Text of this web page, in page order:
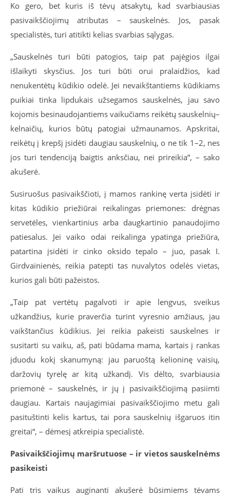
Ko gero, bet kuris iš tėvų atsakytų, kad svarbiausias
pasivaikščiojimų atributas – sauskelnės. Jos, pasak
specialistės, turi atitikti kelias svarbias sąlygas.
„Sauskelnės turi būti patogios, taip pat pajėgios ilgai
išlaikyti skysčius. Jos turi būti orui pralaidžios, kad
nenukentėtų kūdikio odelė. Jei nevaikštantiems kūdikiams
puikiai tinka lipdukais užsegamos sauskelnės, jau savo
kojomis besinaudojantiems vaikučiams reikėtų sauskelnių–
kelnaičių, kurios būtų patogiai užmaunamos. Apskritai,
reikėtų į krepšį įsidėti daugiau sauskelnių, o ne tik 1–2, nes
jos turi tendenciją baigtis anksčiau, nei prireikia“, – sako
akušerė.
Susiruošus pasivaikščioti, į mamos rankinę verta įsidėti ir
kitas kūdikio priežiūrai reikalingas priemones: drėgnas
servetėles, vienkartinius arba daugkartinio panaudojimo
patiesalus. Jei vaiko odai reikalinga ypatinga priežiūra,
patartina įsidėti ir cinko oksido tepalo – juo, pasak I.
Girdvainienės, reikia patepti tas nuvalytos odelės vietas,
kurios gali būti pažeistos.
„Taip pat vertėtų pagalvoti ir apie lengvus, sveikus
užkandžius, kurie praverčia turint vyresnio amžiaus, jau
vaikštančius kūdikius. Jei reikia pakeisti sauskelnes ir
susitarti su vaiku, aš, pati būdama mama, kartais į rankas
įduodu kokį skanumyną: jau paruoštą kelioninę vaisių,
daržovių tyrelę ar kitą užkandį. Vis dėlto, svarbiausia
priemonė – sauskelnės, ir jų į pasivaikščiojimą pasiimti
daugiau. Kartais naujagimiai pasivaikščiojimo metu gali
pasituštinti kelis kartus, tai pora sauskelnių išgaruos itin
greitai“, – dėmesį atkreipia specialistė.
Pasivaikščiojimų maršrutuose – ir vietos sauskelnėms
pasikeisti
Pati tris vaikus auginanti akušerė būsimiems tėvams